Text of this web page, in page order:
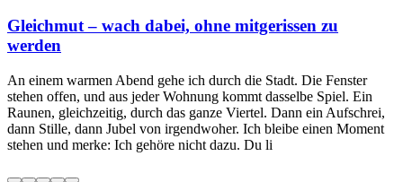
Gleichmut – wach dabei, ohne mitgerissen zu
werden
An einem warmen Abend gehe ich durch die Stadt. Die Fenster
stehen offen, und aus jeder Wohnung kommt dasselbe Spiel. Ein
Raunen, gleichzeitig, durch das ganze Viertel. Dann ein Aufschrei,
dann Stille, dann Jubel von irgendwoher. Ich bleibe einen Moment
stehen und merke: Ich gehöre nicht dazu. Du li